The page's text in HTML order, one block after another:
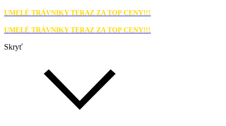
UMELÉ TRÁVNIKY TERAZ ZA TOP CENY!!!
UMELÉ TRÁVNIKY TERAZ ZA TOP CENY!!!
Skryť